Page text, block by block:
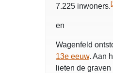
7.225 inwoners.
en
Wagenfeld
13e eeuw. Aan
lieten de graven